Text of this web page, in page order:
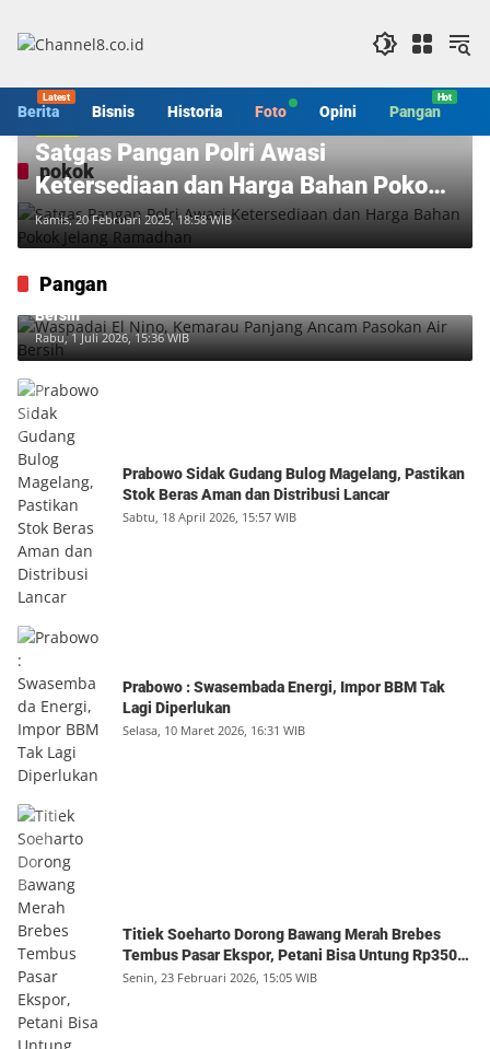
konten
Berita Bisnis Historia Foto Opini Pangan
pokok
Satgas Pangan Polri Awasi
Ketersediaan dan Harga Bahan Pokok
Jelang Ramadhan
Kamis, 20 Februari 2025, 18:58 WIB
Pangan
Waspadai El Nino, Kemarau Panjang Ancam Pasokan Air
Bersih
Rabu, 1 Juli 2026, 15:36 WIB
Prabowo Sidak Gudang Bulog Magelang, Pastikan
Stok Beras Aman dan Distribusi Lancar
Sabtu, 18 April 2026, 15:57 WIB
Prabowo : Swasembada Energi, Impor BBM Tak
Lagi Diperlukan
Selasa, 10 Maret 2026, 16:31 WIB
Titiek Soeharto Dorong Bawang Merah Brebes
Tembus Pasar Ekspor, Petani Bisa Untung Rp350
Juta per Hektare
Senin, 23 Februari 2026, 15:05 WIB